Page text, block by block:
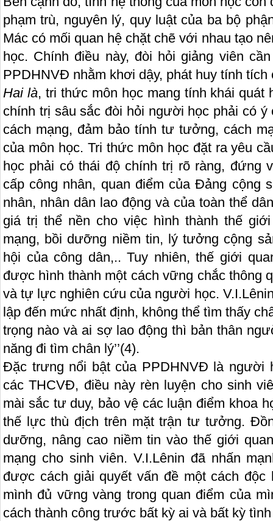
phạm trù, nguyên lý, quy luật của ba bộ
Mác có mối quan hệ chặt chẽ với nhau tạo
học. Chính điều này, đòi hỏi giảng viên
PPDHNVĐ nhằm khơi dậy, phát huy tính
Hai là, tri thức môn học mang tính khái
chính trị sâu sắc đòi hỏi người học phải có
cách mạng, đảm bảo tính tư tưởng, cách
của môn học. Tri thức môn học đặt ra yêu
học phải có thái độ chính trị rõ ràng, đứng
cấp công nhân, quan điểm của Đảng cộng
nhân, nhân dân lao động và của toàn thể
giá trị thể nền cho việc hình thành thế
mạng, bồi dưỡng niềm tin, lý tưởng cộng
hội của công dân,.. Tuy nhiên, thế giới
được hình thành một cách vững chắc thông
và tự lực nghiên cứu của người học. V.I.Lênin
lập đến mức nhất định, không thể tìm thấy
trọng nào và ai sợ lao động thì bản thân
năng đi tìm chân lý’’(4).
Đặc trưng nổi bật của PPDHNVĐ là người
các THCVĐ, điều này rèn luyện cho sinh
mài sắc tư duy, bảo vệ các luận điểm khoa
thế lực thù địch trên mặt trận tư tưởng.
dưỡng, nâng cao niềm tin vào thế giới
mạng cho sinh viên. V.I.Lênin đã nhấn
được cách giải quyết vấn đề một cách
mình đủ vững vàng trong quan điểm của
cách thành công trước bất kỳ ai và bất kỳ tình